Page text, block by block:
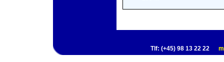
Tlf: (+45) 98 13 22 22